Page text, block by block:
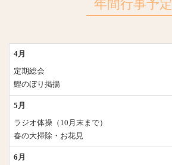
年間行事予定
4月
定期総会
鯉のぼり掲揚
5月
ラジオ体操（10月末まで）
春の大掃除・お花見
6月